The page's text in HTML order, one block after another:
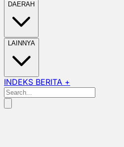
DAERAH
LAINNYA
INDEKS BERITA +